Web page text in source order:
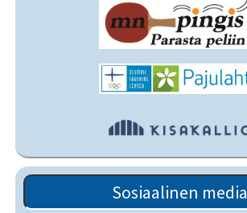
Sosiaalinen media